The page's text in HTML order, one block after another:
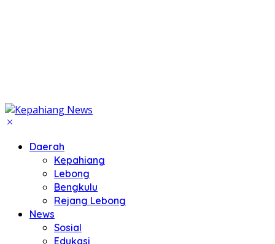
Daerah
Kepahiang
Lebong
Bengkulu
Rejang Lebong
News
Sosial
Edukasi